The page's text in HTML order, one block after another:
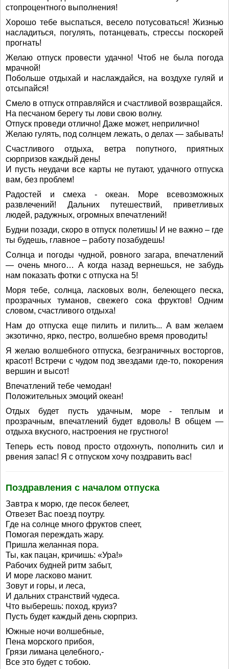
стопроцентного выполнения!
Хорошо тебе выспаться, весело потусоваться! Жизнью
насладиться, погулять, потанцевать, стрессы поскорей
прогнать!
Желаю отпуск провести удачно! Чтоб не была погода
мрачной!
Побольше отдыхай и наслаждайся, на воздухе гуляй и
отсыпайся!
Смело в отпуск отправляйся и счастливой возвращайся.
На песчаном берегу ты лови свою волну.
Отпуск проведи отлично! Даже может, неприлично!
Желаю гулять, под солнцем лежать, о делах — забывать!
Счастливого отдыха, ветра попутного, приятных
сюрпризов каждый день!
И пусть неудачи все карты не путают, удачного отпуска
вам, без проблем!
Радостей и смеха - океан. Море всевозможных
развлечений! Дальних путешествий, приветливых
людей, радужных, огромных впечатлений!
Будни позади, скоро в отпуск полетишь! И не важно – где
ты будешь, главное – работу позабудешь!
Солнца и погоды чудной, ровного загара, впечатлений
— очень много… А когда назад вернешься, не забудь
нам показать фотки с отпуска на 5!
Моря тебе, солнца, ласковых волн, белеющего песка,
прозрачных туманов, свежего сока фруктов! Одним
словом, счастливого отдыха!
Нам до отпуска еще пилить и пилить... А вам желаем
экзотично, ярко, пестро, волшебно время проводить!
Я желаю волшебного отпуска, безграничных восторгов,
красот! Встречи с чудом под звездами где-то, покорения
вершин и высот!
Впечатлений тебе чемодан!
Положительных эмоций океан!
Отдых будет пусть удачным, море - теплым и
прозрачным, впечатлений будет вдоволь! В общем —
отдыха вкусного, настроения не грустного!
Теперь есть повод просто отдохнуть, пополнить сил и
рвения запас! Я с отпуском хочу поздравить вас!
Поздравления с началом отпуска
Завтра к морю, где песок белеет,
Отвезет Вас поезд поутру.
Где на солнце много фруктов спеет,
Помогая переждать жару.
Пришла желанная пора.
Ты, как пацан, кричишь: «Ура!»
Рабочих будней ритм забыт,
И море ласково манит.
Зовут и горы, и леса,
И дальних странствий чудеса.
Что выберешь: поход, круиз?
Пусть будет каждый день сюрприз.
Южные ночи волшебные,
Пена морского прибоя,
Грязи лимана целебного,-
Все это будет с тобою.